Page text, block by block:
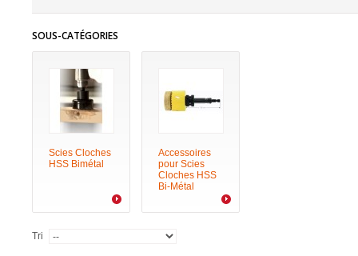
SOUS-CATÉGORIES
Scies Cloches
HSS Bimétal
Accessoires
pour Scies
Cloches HSS
Bi-Métal
Tri